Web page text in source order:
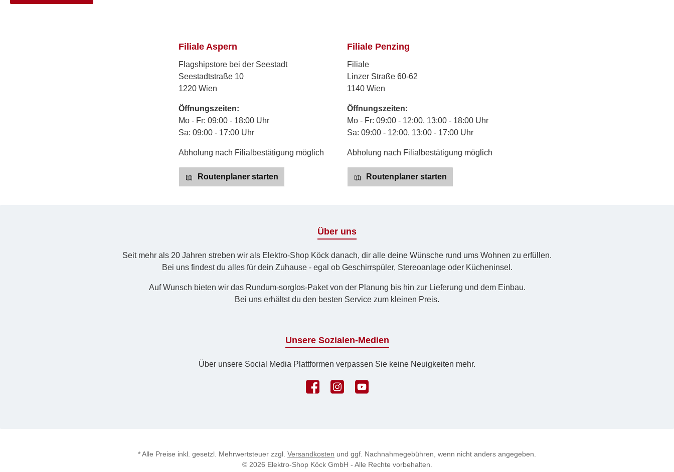
Filiale Aspern
Flagshipstore bei der Seestadt
Seestadtstraße 10
1220 Wien
Öffnungszeiten:
Mo - Fr: 09:00 - 18:00 Uhr
Sa: 09:00 - 17:00 Uhr
Abholung nach Filialbestätigung möglich
Routenplaner starten
Filiale Penzing
Filiale
Linzer Straße 60-62
1140 Wien
Öffnungszeiten:
Mo - Fr: 09:00 - 12:00, 13:00 - 18:00 Uhr
Sa: 09:00 - 12:00, 13:00 - 17:00 Uhr
Abholung nach Filialbestätigung möglich
Routenplaner starten
Über uns
Seit mehr als 20 Jahren streben wir als Elektro-Shop Köck danach, dir alle deine Wünsche rund ums Wohnen zu erfüllen.
Bei uns findest du alles für dein Zuhause - egal ob Geschirrspüler, Stereoanlage oder Kücheninsel.
Auf Wunsch bieten wir das Rund­um-sorg­los-Pa­ket von der Planung bis hin zur Lieferung und dem Einbau.
Bei uns erhältst du den besten Service zum kleinen Preis.
Unsere Sozialen-Medien
Über unsere Social Media Plattformen verpassen Sie keine Neuigkeiten mehr.
FacebookInstagramYouTube
* Alle Preise inkl. gesetzl. Mehrwertsteuer zzgl. Versandkosten und ggf. Nachnahmegebühren, wenn nicht anders angegeben.
© 2026 Elektro-Shop Köck GmbH - Alle Rechte vorbehalten.